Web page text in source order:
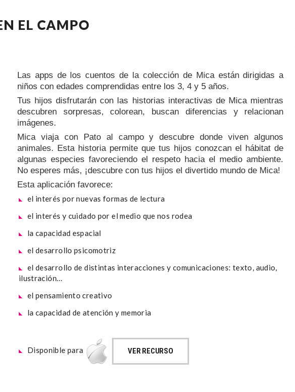
EL CAMPO
Las apps de los cuentos de la colección de Mica están dirigidas a
niños con edades comprendidas entre los 3, 4 y 5 años.
Tus hijos disfrutarán con las historias interactivas de Mica mientras
descubren sorpresas, colorean, buscan diferencias y relacionan
imágenes.
Mica viaja con Pato al campo y descubre donde viven algunos
animales. Esta historia permite que tus hijos conozcan el hábitat de
algunas especies favoreciendo el respeto hacia el medio ambiente.
No esperes más, ¡descubre con tus hijos el divertido mundo de Mica!
Esta aplicación favorece:
el interés por nuevas formas de lectura
el interés y cuidado por el medio que nos rodea
la capacidad espacial
el desarrollo psicomotriz
el desarrollo de distintas interacciones y comunicaciones: texto, audio,
ilustración…
el pensamiento creativo
la capacidad de atención y memoria
Disponible para VER RECURSO